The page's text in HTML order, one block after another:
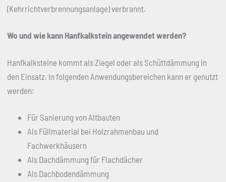
(Kehrrichtverbrennungsanlage) verbrannt.
Wo und wie kann Hanfkalkstein angewendet werden?
Hanfkalksteine kommt als Ziegel oder als Schüttdämmung in
den Einsatz. In folgenden Anwendungsbereichen kann er genutzt
werden:
Für Sanierung von Altbauten
Als Füllmaterial bei Holzrahmenbau und
Fachwerkhäusern
Als Dachdämmung für Flachdächer
Als Dachbodendämmung